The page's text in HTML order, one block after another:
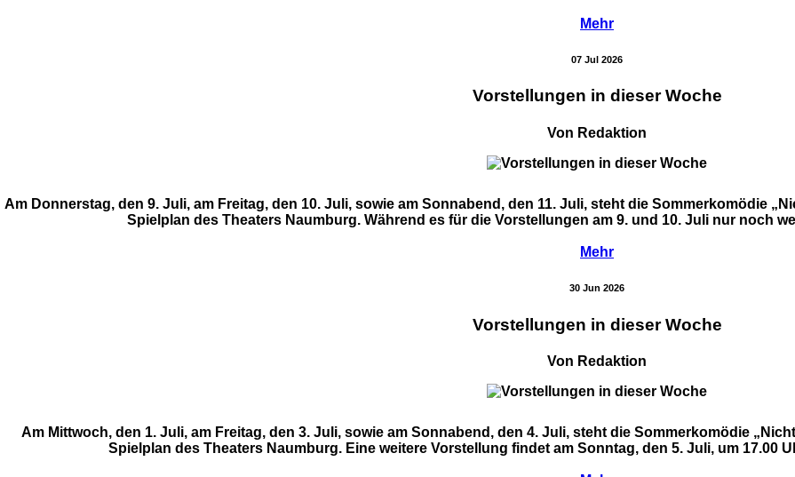
Mehr
07 Jul 2026
Vorstellungen in dieser Woche
Von Redaktion
Am Donnerstag, den 9. Juli, am Freitag, den 10. Juli, sowie am Sonnabend, den 11. Juli, steht die Sommerkomödie
Spielplan des Theaters Naumburg. Während es für die Vorstellungen am 9. und 10. Juli nur noch
Mehr
30 Jun 2026
Vorstellungen in dieser Woche
Von Redaktion
Am Mittwoch, den 1. Juli, am Freitag, den 3. Juli, sowie am Sonnabend, den 4. Juli, steht die Sommerkomödie
Spielplan des Theaters Naumburg. Eine weitere Vorstellung findet am Sonntag, den 5. Juli, um 17.00